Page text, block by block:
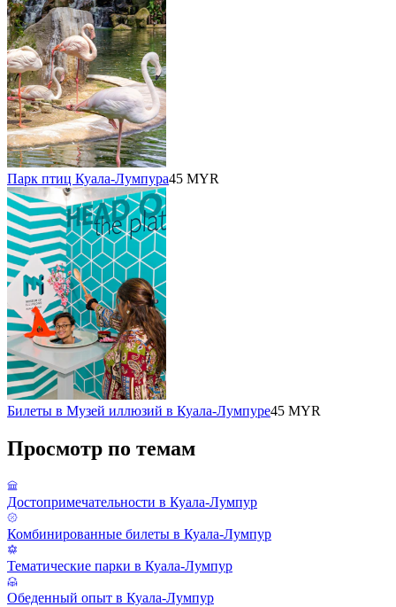
Парк птиц Куала-Лумпура45 MYR
Билеты в Музей иллюзий в Куала-Лумпуре45 MYR
Просмотр по темам
Достопримечательности в Куала-Лумпур
Комбинированные билеты в Куала-Лумпур
Тематические парки в Куала-Лумпур
Обеденный опыт в Куала-Лумпур